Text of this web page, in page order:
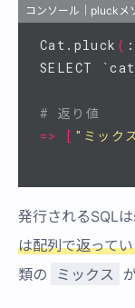
コンソール｜pluckメ
Cat.pluck (
SELECT
`
# 返り値
=>
[ "ミック
発行されるSQL
は配列で返って
類の
ミックス